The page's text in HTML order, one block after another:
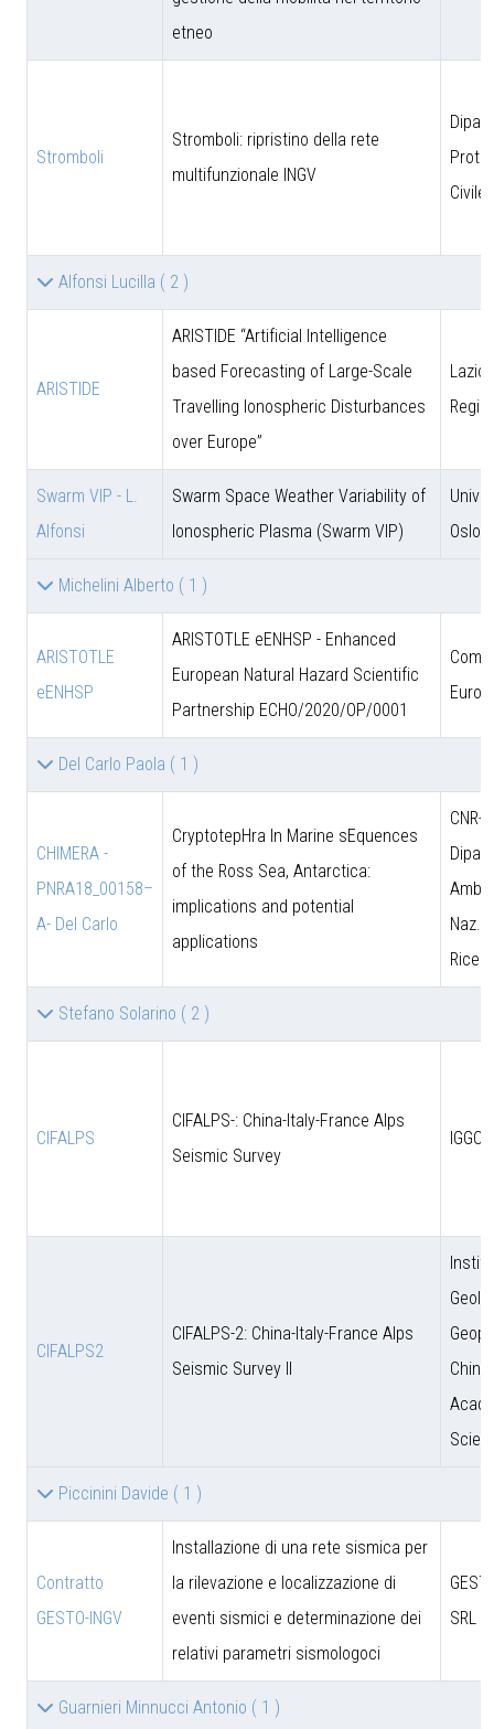
etneo
Stromboli
Stromboli: ripristino della rete
multifunzionale INGV
Civile
Alfonsi Lucilla ( 2 )
ARISTIDE
ARISTIDE “Artificial Intelligence
based Forecasting of Large-Scale
Travelling Ionospheric Disturbances
over Europe”
Lazio
Swarm VIP - L.
Alfonsi
Swarm Space Weather Variability of
Ionospheric Plasma (Swarm VIP)
Oslo
Michelini Alberto ( 1 )
ARISTOTLE
eENHSP
ARISTOTLE eENHSP - Enhanced
European Natural Hazard Scientific
Partnership ECHO/2020/OP/0001
Del Carlo Paola ( 1 )
CHIMERA -
PNRA18_00158–
A- Del Carlo
CryptotepHra In Marine sEquences
of the Ross Sea, Antarctica:
implications and potential
applications
CNR-
Amb.
Naz.
Stefano Solarino ( 2 )
CIFALPS
CIFALPS-: China-Italy-France Alps
Seismic Survey
CIFALPS2
CIFALPS-2: China-Italy-France Alps
Seismic Survey II
Piccinini Davide ( 1 )
Contratto
GESTO-INGV
Installazione di una rete sismica per
la rilevazione e localizzazione di
eventi sismici e determinazione dei
relativi parametri sismologoci
SRL
Guarnieri Minnucci Antonio ( 1 )